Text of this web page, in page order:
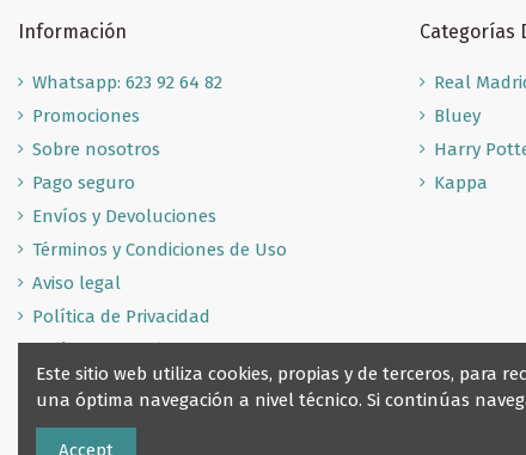
Información
Whatsapp: 623 92 64 82
Promociones
Sobre nosotros
Pago seguro
Envíos y Devoluciones
Términos y Condiciones de Uso
Aviso legal
Política de Privacidad
Política de Cookies
Categorías
Real
Bluey
Harry
Kappa
Este sitio web utiliza cookies, propias y de terceros, para
una óptima navegación a nivel técnico. Si continúas
Accept